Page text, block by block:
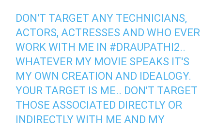
DON'T TARGET ANY TECHNICIANS,
ACTORS, ACTRESSES AND WHO EVER
WORK WITH ME IN #DRAUPATHI2..
WHATEVER MY MOVIE SPEAKS IT'S
MY OWN CREATION AND IDEALOGY.
YOUR TARGET IS ME.. DON'T TARGET
THOSE ASSOCIATED DIRECTLY OR
INDIRECTLY WITH ME AND MY